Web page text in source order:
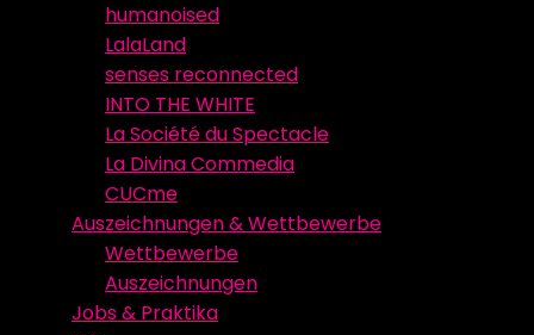
humanoised
LalaLand
senses reconnected
INTO THE WHITE
La Société du Spectacle
La Divina Commedia
CUCme
Auszeichnungen & Wettbewerbe
Wettbewerbe
Auszeichnungen
Jobs & Praktika